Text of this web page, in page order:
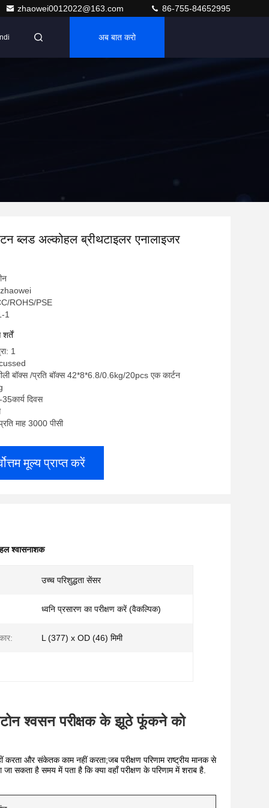
zhaowei0012022@163.com 86-755-84652995
अब बात करो
ब्लड अल्कोहल ब्रीथटाइलर एनालाइजर
ROHS/PSE
1
1
बॉक्स /प्रति बॉक्स 42*8*6.8/0.6kg/20pcs एक कार्टन
दिवस
माह 3000 पीसी
मूल्य प्राप्त करें
श्वासनाशक
उच्च परिशुद्धता सेंसर
ध्वनि प्रसारण का परीक्षण करें (वैकल्पिक)
L (377) x OD (46) मिमी
श्वसन परीक्षक के झूठे फूंकने को
करता और संकेतक काम नहीं करता;जब परीक्षण परिणाम राष्ट्रीय मानक से
है समय में पता है कि क्या वहाँ परीक्षण के परिणाम में शराब है.